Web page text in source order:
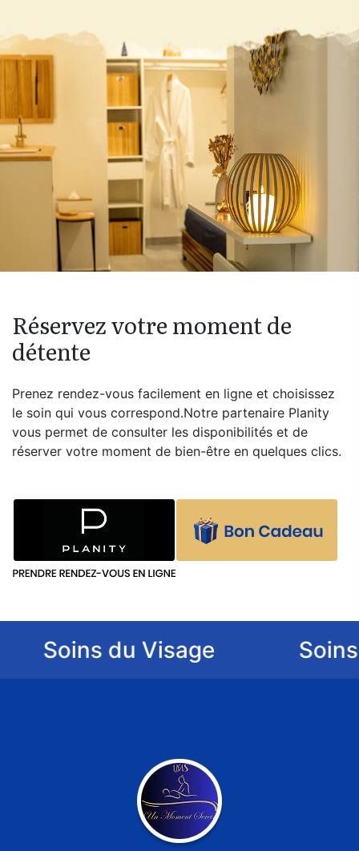
Réservez votre moment de
détente
Prenez rendez-vous facilement en ligne et choisissez
le soin qui vous correspond.Notre partenaire Planity
vous permet de consulter les disponibilités et de
réserver votre moment de bien-être en quelques clics.
Soins du Visage Soins